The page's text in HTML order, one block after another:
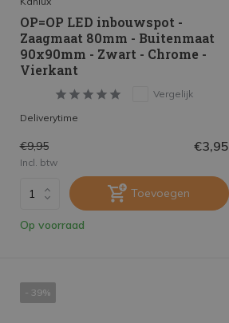
OP=OP LED inbouwspot -
Zaagmaat 80mm - Buitenmaat
90x90mm - Zwart - Chrome -
Vierkant
Vergelijk
Deliverytime
€9,95 €3,95
Incl. btw
Toevoegen
Op voorraad
- 39%